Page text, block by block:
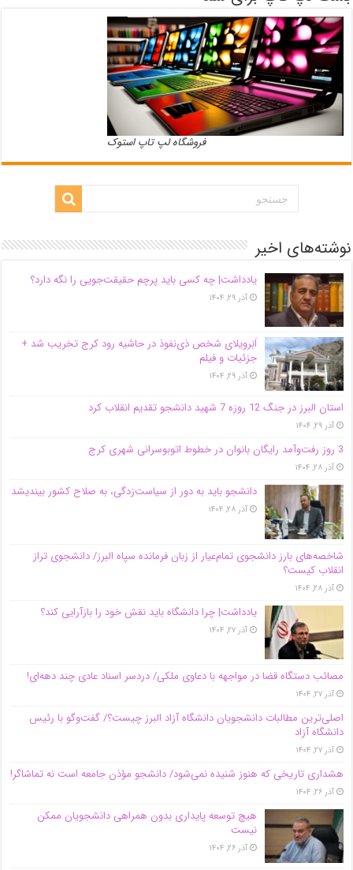
فروشگاه لپ تاپ استوک
نوشته‌های اخیر
یادداشت| ‌چه کسی باید پرچم حقیقت‌جویی را نگه دارد؟
آذر ۲۹, ۱۴۰۴
اَبَر‌ویلای شخص ذی‌نفوذ در حاشیه‌ رود کرج تخریب شد +
جزئیات و فیلم
آذر ۲۹, ۱۴۰۴
استان البرز در جنگ 12 روزه 7 شهید دانشجو تقدیم انقلاب کرد
آذر ۲۹, ۱۴۰۴
3 روز رفت‌وآمد رایگان بانوان در خطوط اتوبوسرانی شهری کرج
آذر ۲۸, ۱۴۰۴
دانشجو باید به دور از سیاست‌زدگی، به صلاح کشور بیندیشد
آذر ۲۸, ۱۴۰۴
شاخصه‌های بارز دانشجوی تمام‌عیار از زبان فرمانده سپاه البرز/ دانشجوی تراز
انقلاب کیست؟
آذر ۲۸, ۱۴۰۴
یادداشت| چرا دانشگاه باید نقش خود را بازآرایی کند؟
آذر ۲۷, ۱۴۰۴
مصائب دستگاه قضا در مواجهه با دعاوی ملکی/ دردسر اسناد عادی چند‌ دهه‌ای!
آذر ۲۷, ۱۴۰۴
اصلی‌ترین مطالبات دانشجویان دانشگاه آزاد البرز چیست؟/ گفت‌وگو با رئیس
دانشگاه آز‌اد
آذر ۲۷, ۱۴۰۴
هشداری تاریخی که هنوز شنیده نمی‌شود/ دانشجو مؤذن جامعه است نه تماشاگر!
آذر ۲۶, ۱۴۰۴
هیچ توسعه پایداری بدون همراهی دانشجویان ممکن
نیست
آذر ۲۶, ۱۴۰۴